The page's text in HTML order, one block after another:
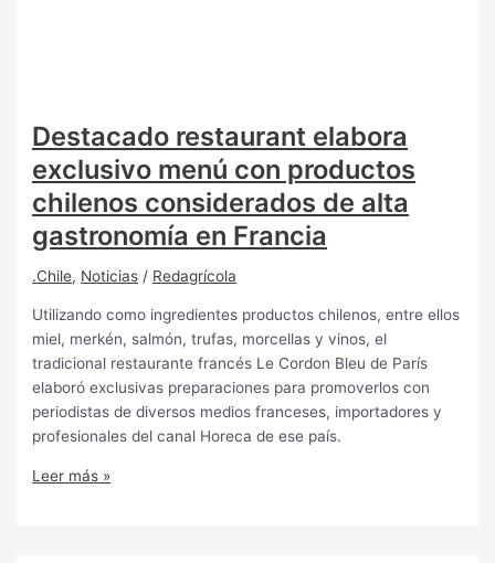
Destacado restaurant elabora
exclusivo menú con productos
chilenos considerados de alta
gastronomía en Francia
.Chile, Noticias / Redagrícola
Utilizando como ingredientes productos chilenos, entre ellos
miel, merkén, salmón, trufas, morcellas y vinos, el
tradicional restaurante francés Le Cordon Bleu de París
elaboró exclusivas preparaciones para promoverlos con
periodistas de diversos medios franceses, importadores y
profesionales del canal Horeca de ese país.
Leer más »